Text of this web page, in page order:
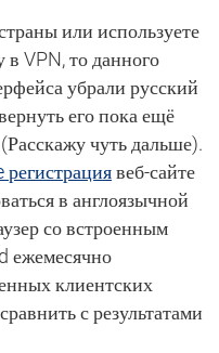
или используете
VPN, то данного
убрали русский
его пока ещё
чуть дальше).
веб-сайте
в англоязычной
со встроенным
ежемесячно
клиентских
с результатами